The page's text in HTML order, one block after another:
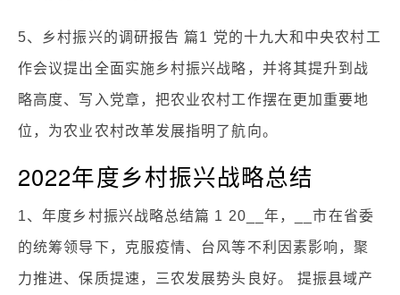
5、乡村振兴的调研报告 篇1 党的十九大和中央农村工
作会议提出全面实施乡村振兴战略，并将其提升到战
略高度、写入党章，把农业农村工作摆在更加重要地
位，为农业农村改革发展指明了航向。
2022年度乡村振兴战略总结
1、年度乡村振兴战略总结篇 1 20__年，__市在省委
的统筹领导下，克服疫情、台风等不利因素影响，聚
力推进、保质提速，三农发展势头良好。 提振县域产